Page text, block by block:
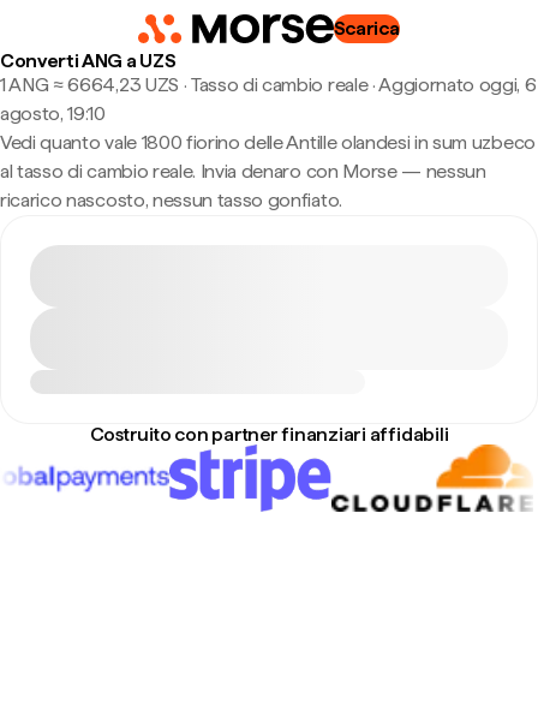
Scarica
Converti ANG a UZS
1 ANG ≈ 6664,23 UZS · Tasso di cambio reale·Aggiornato oggi, 6
agosto, 19:10
Vedi quanto vale 1800 fiorino delle Antille olandesi in sum uzbeco
al tasso di cambio reale. Invia denaro con Morse — nessun
ricarico nascosto, nessun tasso gonfiato.
Costruito con partner finanziari affidabili